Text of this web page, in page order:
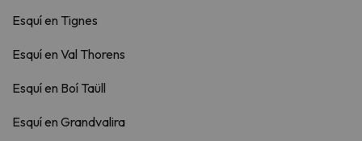
Esquí en Tignes
Esquí en Val Thorens
Esquí en Boí Taüll
Esquí en Grandvalira